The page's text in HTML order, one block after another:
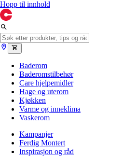
Hopp til innhold
Baderom
Baderomstilbehør
Care hjelpemidler
Hage og uterom
Kjøkken
Varme og inneklima
Vaskerom
Kampanjer
Ferdig Montert
Inspirasjon og råd